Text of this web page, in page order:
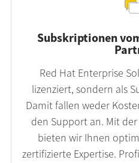
Subskriptionen
Red Hat Enterprise
lizenziert, sondern als
Damit fallen weder
den Support an. Mit
bieten wir Ihnen
zertifizierte Expertise.